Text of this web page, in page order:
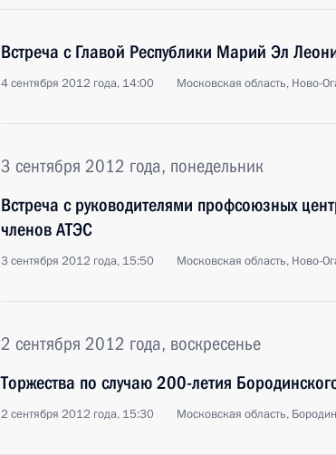
Встреча с Главой Республики Марий Эл
4 сентября 2012 года, 14:00 Московская область, Ново-
3 сентября 2012 года, понедельник
Встреча с руководителями профсоюзных
членов АТЭС
3 сентября 2012 года, 15:50 Московская область, Ново-
2 сентября 2012 года, воскресенье
Торжества по случаю 200-летия
2 сентября 2012 года, 15:30 Московская область,